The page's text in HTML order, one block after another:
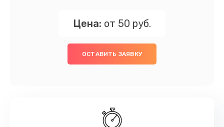
Цена: от 50 руб.
ОСТАВИТЬ ЗАЯВКУ